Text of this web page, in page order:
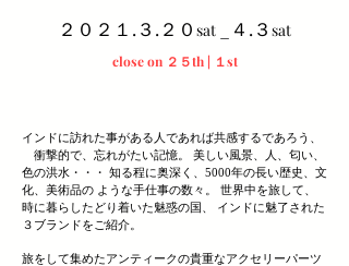
２０２１.３.２０ sat _４.３ sat
close on ２５th | １st
インドに訪れた事がある人であれば共感するであろう、
衝撃的で、忘れがたい記憶。 美しい風景、人、匂い、
色の洪水・・・ 知る程に奥深く、5000年の長い歴史、文
化、美術品の ような手仕事の数々。 世界中を旅して、
時に暮らしたどり着いた魅惑の国、 インドに魅了された
３ブランドをご紹介。
旅をして集めたアンティークの貴重なアクセリーパーツ